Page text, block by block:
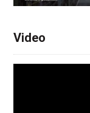
Video